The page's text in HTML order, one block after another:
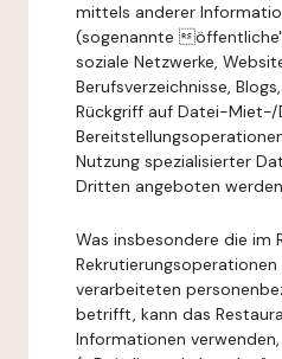
mittels anderer
(sogenannte
soziale Netzwerke,
Berufsverzeichnisse,
Rückgriff auf Datei-
Nutzung spezialisierter
Dritten angeboten
Was insbesondere die im
verarbeiteten
betrifft, kann das
Informationen